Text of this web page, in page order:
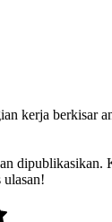
kerja berkisar